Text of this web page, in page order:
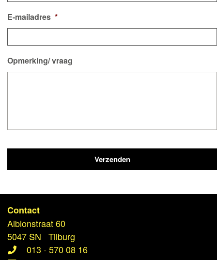
E-mailadres *
Opmerking/ vraag
Contact
Albionstraat 60
5047 SN Tilburg
013 - 570 08 16